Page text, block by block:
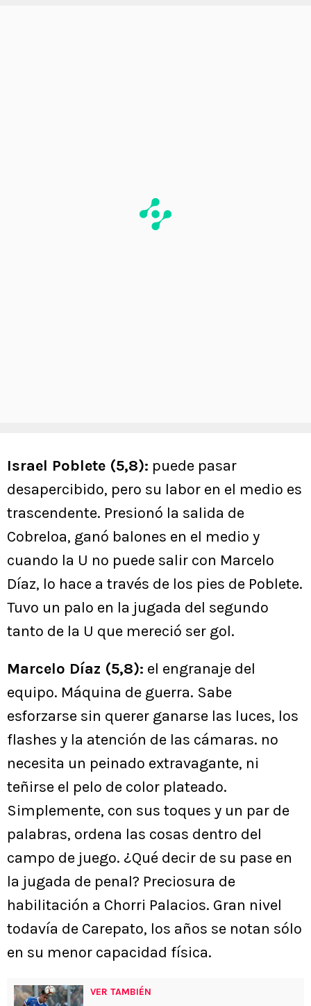
Israel Poblete (5,8): puede pasar
desapercibido, pero su labor en el medio es
trascendente. Presionó la salida de
Cobreloa, ganó balones en el medio y
cuando la U no puede salir con Marcelo
Díaz, lo hace a través de los pies de Poblete.
Tuvo un palo en la jugada del segundo
tanto de la U que mereció ser gol.
Marcelo Díaz (5,8): el engranaje del
equipo. Máquina de guerra. Sabe
esforzarse sin querer ganarse las luces, los
flashes y la atención de las cámaras. no
necesita un peinado extravagante, ni
teñirse el pelo de color plateado.
Simplemente, con sus toques y un par de
palabras, ordena las cosas dentro del
campo de juego. ¿Qué decir de su pase en
la jugada de penal? Preciosura de
habilitación a Chorri Palacios. Gran nivel
todavía de Carepato, los años se notan sólo
en su menor capacidad física.
VER TAMBIÉN